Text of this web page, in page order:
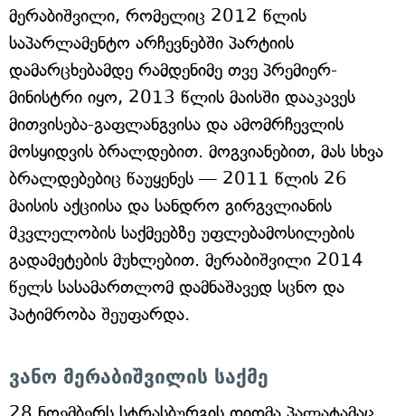
მერაბიშვილი, რომელიც 2012 წლის
საპარლამენტო არჩევნებში პარტიის
დამარცხებამდე რამდენიმე თვე პრემიერ-
მინისტრი იყო, 2013 წლის მაისში დააკავეს
მითვისება-გაფლანგვისა და ამომრჩევლის
მოსყიდვის ბრალდებით. მოგვიანებით, მას სხვა
ბრალდებებიც წაუყენეს — 2011 წლის 26
მაისის აქციისა და სანდრო გირგვლიანის
მკვლელობის საქმეებზე უფლებამოსილების
გადამეტების მუხლებით. მერაბიშვილი 2014
წელს სასამართლომ დამნაშავედ სცნო და
პატიმრობა შეუფარდა.
ვანო მერაბიშვილის საქმე